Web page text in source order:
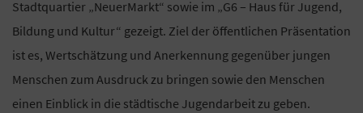
Stadtquartier „NeuerMarkt“ sowie im „G6 – Haus für Jugend,
Bildung und Kultur“ gezeigt. Ziel der öffentlichen Präsentation
ist es, Wertschätzung und Anerkennung gegenüber jungen
Menschen zum Ausdruck zu bringen sowie den Menschen
einen Einblick in die städtische Jugendarbeit zu geben.